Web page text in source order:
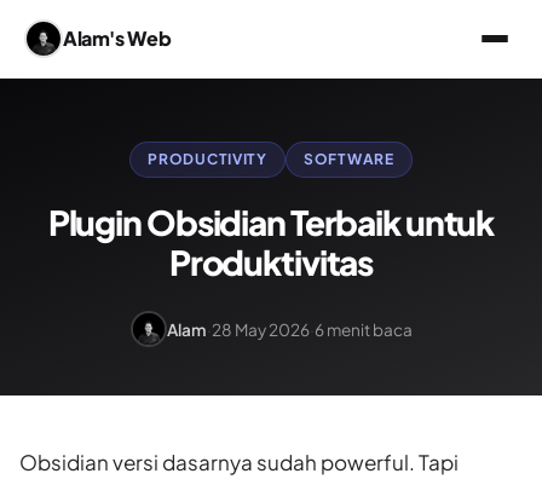
Alam's Web
PRODUCTIVITY SOFTWARE
Plugin Obsidian Terbaik untuk
Produktivitas
Alam 28 May 2026· 6 menit baca
Obsidian versi dasarnya sudah powerful. Tapi